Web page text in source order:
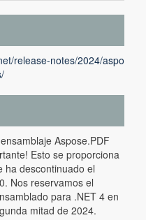
release-notes/2024/aspo
Aspose.PDF
Esto se proporciona
ha descontinuado el
Nos reservamos el
para .NET 4 en
mitad de 2024.